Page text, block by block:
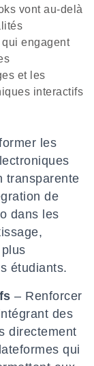
vont au-delà
engagent
et les
interactifs
les
transparente
de
dans les
étudiants.
– Renforcer
des
directement
qui